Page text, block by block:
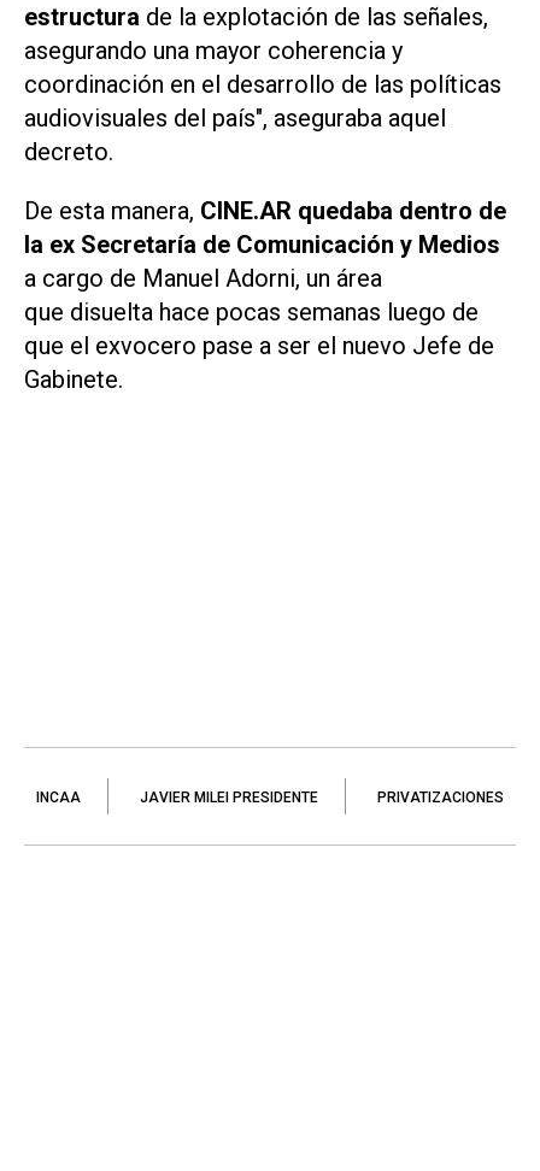
estructura de la explotación de las señales,
asegurando una mayor coherencia y
coordinación en el desarrollo de las políticas
audiovisuales del país", aseguraba aquel
decreto.
De esta manera, CINE.AR quedaba dentro de
la ex Secretaría de Comunicación y Medios
a cargo de Manuel Adorni, un área
que disuelta hace pocas semanas luego de
que el exvocero pase a ser el nuevo Jefe de
Gabinete.
INCAA JAVIER MILEI PRESIDENTE PRIVATIZACIONES